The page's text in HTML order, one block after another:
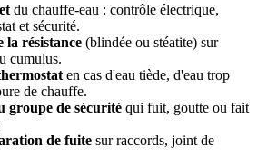
du chauffe-eau : contrôle électrique,
et sécurité.
la résistance (blindée ou stéatite) sur
cumulus.
en cas d'eau tiède, d'eau trop
de chauffe.
groupe de sécurité qui fuit, goutte ou fait
de fuite sur raccords, joint de